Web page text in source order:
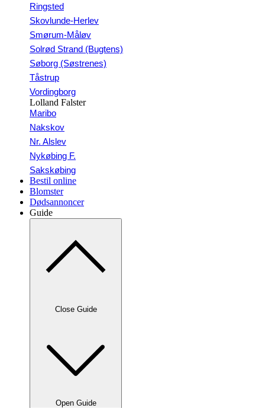
Ringsted
Skovlunde-Herlev
Smørum-Måløv
Solrød Strand (Bugtens)
Søborg (Søstrenes)
Tåstrup
Vordingborg
Lolland Falster
Maribo
Nakskov
Nr. Alslev
Nykøbing F.
Sakskøbing
Bestil online
Blomster
Dødsannoncer
Guide
Close Guide
Open Guide